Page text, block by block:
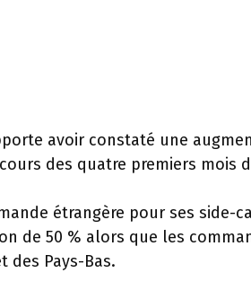
avoir constaté une
des quatre premiers mois
étrangère pour ses side-
de 50 % alors que les
des Pays-Bas.